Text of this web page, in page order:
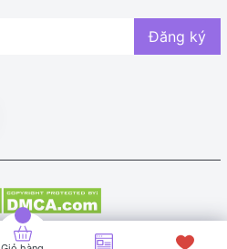
Đăng ký
BABY STORE |Cung cấp bởiSapo